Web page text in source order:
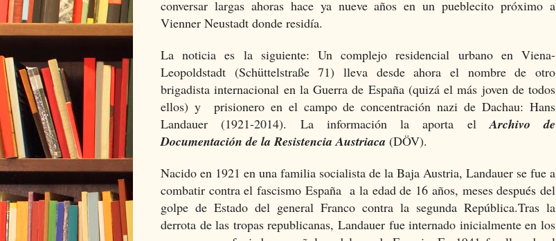
conversar largas ahoras hace ya nueve años en un pueblecito próximo a
Vienner Neustadt donde residía.
La noticia es la siguiente: Un complejo residencial urbano en Viena-
Leopoldstadt (Schüttelstraße 71) lleva desde ahora el nombre de otro
brigadista internacional en la Guerra de España (quizá el más joven de todos
ellos) y prisionero en el campo de concentración nazi de Dachau: Hans
Landauer (1921-2014). La información la aporta elArchivo de
Documentación de la Resistencia Austriaca (DÖV).
Nacido en 1921 en una familia socialista de la Baja Austria, Landauer se fue a
combatir contra el fascismo España a la edad de 16 años, meses después del
golpe de Estado del general Franco contra la segunda República.Tras la
derrota de las tropas republicanas, Landauer fue internado inicialmente en los